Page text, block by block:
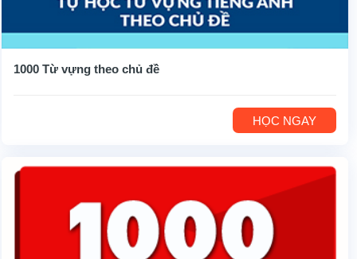
1000 Từ vựng theo chủ đề
HỌC NGAY